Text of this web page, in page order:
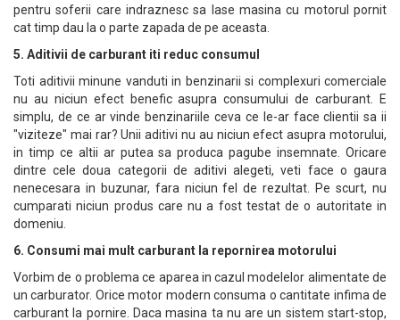
pentru soferii care indraznesc sa lase masina cu motorul pornit
cat timp dau la o parte zapada de pe aceasta.
5. Aditivii de carburant iti reduc consumul
Toti aditivii minune vanduti in benzinarii si complexuri comerciale
nu au niciun efect benefic asupra consumului de carburant. E
simplu, de ce ar vinde benzinariile ceva ce le-ar face clientii sa ii
"viziteze" mai rar? Unii aditivi nu au niciun efect asupra motorului,
in timp ce altii ar putea sa produca pagube insemnate. Oricare
dintre cele doua categorii de aditivi alegeti, veti face o gaura
nenecesara in buzunar, fara niciun fel de rezultat. Pe scurt, nu
cumparati niciun produs care nu a fost testat de o autoritate in
domeniu.
6. Consumi mai mult carburant la repornirea motorului
Vorbim de o problema ce aparea in cazul modelelor alimentate de
un carburator. Orice motor modern consuma o cantitate infima de
carburant la pornire. Daca masina ta nu are un sistem start-stop,